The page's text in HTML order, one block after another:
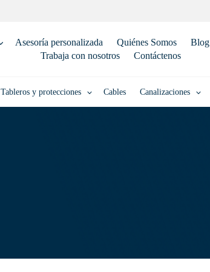
Asesoría personalizada Quiénes Somos Blog
Trabaja con nosotros
Contáctenos
Tableros y protecciones Cables Canalizaciones